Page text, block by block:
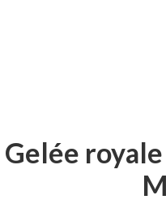
Gelée